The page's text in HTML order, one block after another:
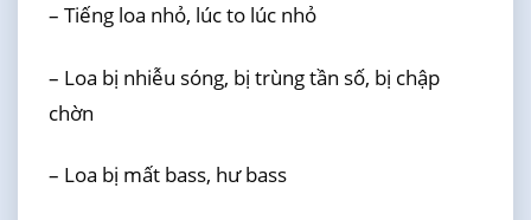
– Tiếng loa nhỏ, lúc to lúc nhỏ
– Loa bị nhiễu sóng, bị trùng tần số, bị chập
chờn
– Loa bị mất bass, hư bass